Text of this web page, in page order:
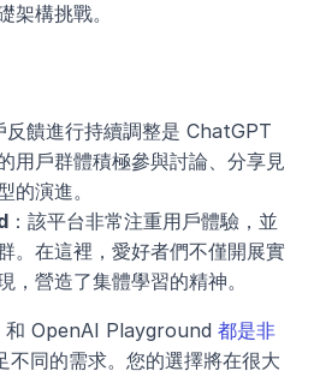
架構挑戰。
反饋進行持續調整是 ChatGPT
用戶群體積極參與討論、分享見
的演進。
：該平台非常注重用戶體驗，並
。在這裡，愛好者們不僅開展實
，營造了集體學習的精神。
和 OpenAI Playground 都是非
不同的需求。您的選擇將在很大